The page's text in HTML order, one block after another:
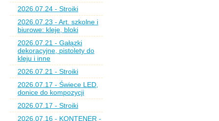
2026.07.24 - Stroiki
2026.07.23 - Art. szkolne i
biurowe: kleje, bloki
2026.07.21 - Gałązki
dekoracyjne, pistolety do
kleju i inne
2026.07.21 - Stroiki
2026.07.17 - Świece LED,
donice do kompozycji
2026.07.17 - Stroiki
2026.07.16 - KONTENER -